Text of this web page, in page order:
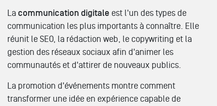
La communication digitale est l'un des types de
communication les plus importants à connaître. Elle
réunit le SEO, la rédaction web, le copywriting et la
gestion des réseaux sociaux afin d'animer les
communautés et d'attirer de nouveaux publics.
La promotion d'événements montre comment
transformer une idée en expérience capable de